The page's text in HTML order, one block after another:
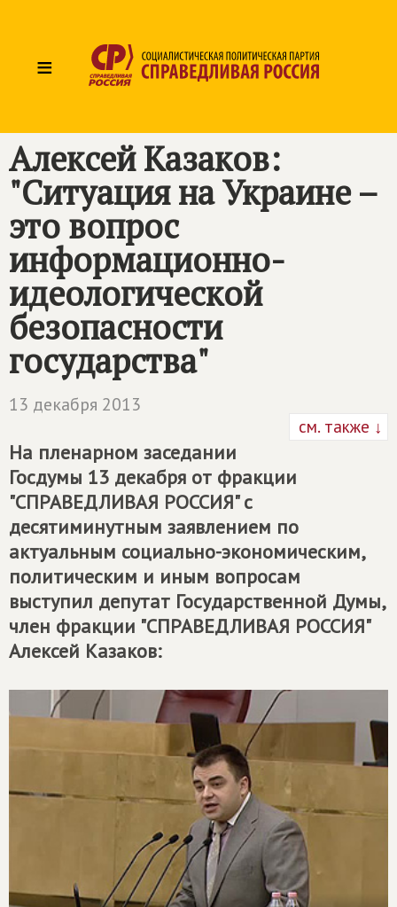
≡
Алексей Казаков:
"Ситуация на Украине –
это вопрос
информационно-
идеологической
безопасности
государства"
13 декабря 2013
см. также ↓
На пленарном заседании
Госдумы 13 декабря от фракции
"СПРАВЕДЛИВАЯ РОССИЯ" с
десятиминутным заявлением по
актуальным социально-экономическим,
политическим и иным вопросам
выступил депутат Государственной Думы,
член фракции "СПРАВЕДЛИВАЯ РОССИЯ"
Алексей Казаков: